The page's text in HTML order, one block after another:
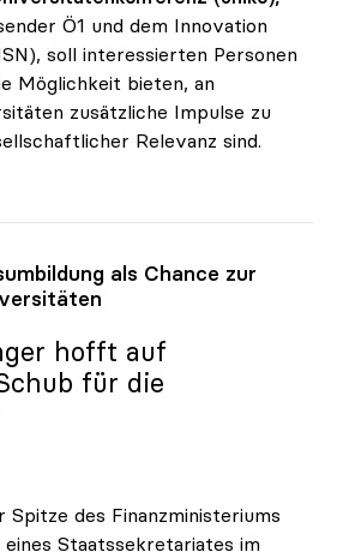
Ö1 und dem Innovation
soll interessierten Personen
Möglichkeit bieten, an
zusätzliche Impulse zu
Relevanz sind.
eröffnen „Ö1-Hörsaal\"
als Chance zur
hofft auf
für die
Spitze des Finanzministeriums
Staatssekretariates im